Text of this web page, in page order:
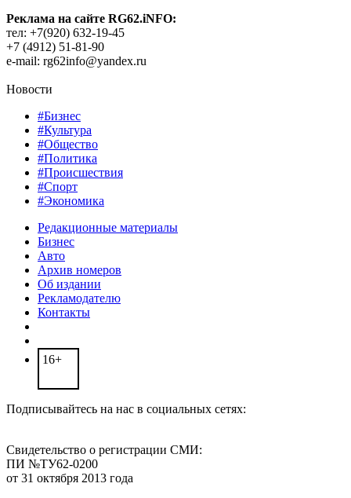
Реклама на сайте RG62.iNFO:
тел: +7(920) 632-19-45
+7 (4912) 51-81-90
e-mail: rg62info@yandex.ru
Новости
#Бизнес
#Культура
#Общество
#Политика
#Происшествия
#Спорт
#Экономика
Редакционные материалы
Бизнес
Авто
Архив номеров
Об издании
Рекламодателю
Контакты
16+
Подписывайтесь на нас в социальных сетях:
Свидетельство о регистрации СМИ:
ПИ №ТУ62-0200
от 31 октября 2013 года